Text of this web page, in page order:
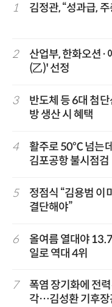
1 김정관, “성과급,
2
산업부, 한화오션·
(乙)' 선정
3
반도체 등 6대 첨
방 생산 시 혜택
4
활주로 50℃ 넘는
김포공항 불시점검
5
정점식 “김용범
결단해야”
6
올여름 열대야
일로 역대 4위
7
폭염 장기화에 전
각…김성환 기후장